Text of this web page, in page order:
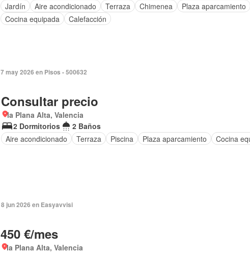
Jardín
Aire acondicionado Terraza Chimenea
Plaza aparcamiento
Cocina equipada
Calefacción
7 may 2026 en Pisos - 500632
Consultar precio
la Plana Alta, Valencia
2 Dormitorios
2 Baños
Aire acondicionado
Terraza Piscina Plaza aparcamiento Cocina
8 jun 2026 en Easyavvisi
450 €/mes
la Plana Alta, Valencia